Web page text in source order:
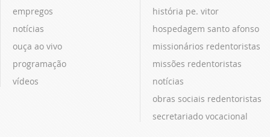
empregos
notícias
ouça ao vivo
programação
vídeos
história pe. vitor
hospedagem santo afonso
missionários redentoristas
missões redentoristas
notícias
obras sociais redentoristas
secretariado vocacional